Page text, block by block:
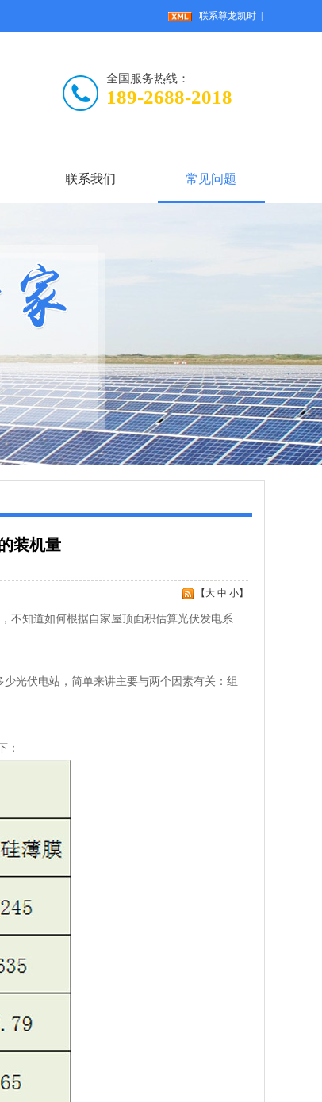
联系尊龙凯时
全国服务热线：
189-2688-2018
联系我们 常见问题
装机量
【 大 中 小】
不知道如何根据自家屋顶面积估算光伏发电系
多少光伏电站，简单来讲主要与两个因素有关：组
：